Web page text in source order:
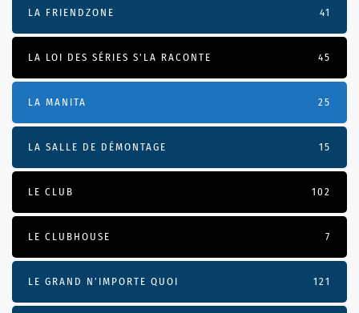
LA FRIENDZONE 41
LA LOI DES SÉRIES S'LA RACONTE 45
LA MANITA 25
LA SALLE DE DÉMONTAGE 15
LE CLUB 102
LE CLUBHOUSE 7
LE GRAND N’IMPORTE QUOI 121